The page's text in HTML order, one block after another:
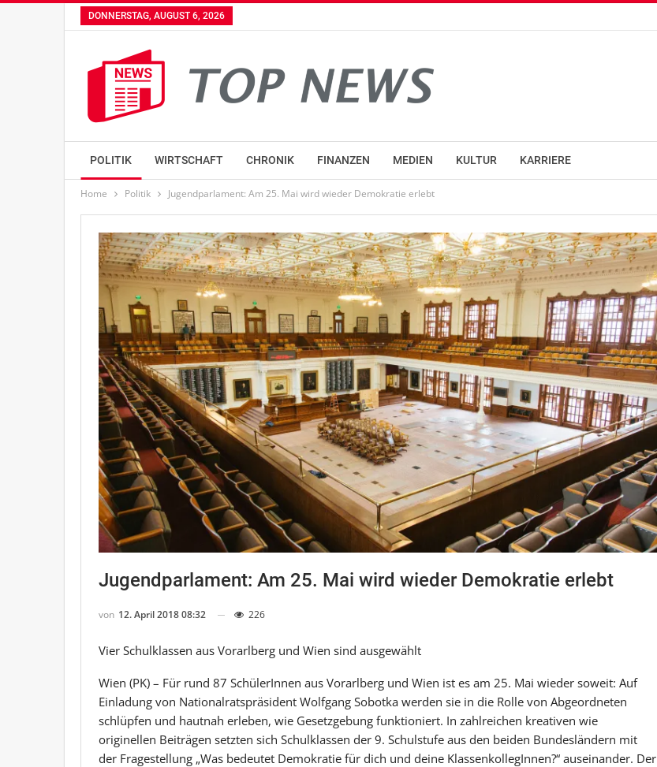
DONNERSTAG, AUGUST 6, 2026
POLITIK WIRTSCHAFT CHRONIK FINANZEN MEDIEN KULTUR KARRIERE
Home Politik Jugendparlament: Am 25. Mai wird wieder Demokratie erlebt
Jugendparlament: Am 25. Mai wird wieder Demokratie erlebt
von 12. April 2018 08:32 226
Vier Schulklassen aus Vorarlberg und Wien sind ausgewählt
Wien (PK) – Für rund 87 SchülerInnen aus Vorarlberg und Wien ist es am 25. Mai wieder soweit: Auf
Einladung von Nationalratspräsident Wolfgang Sobotka werden sie in die Rolle von Abgeordneten
schlüpfen und hautnah erleben, wie Gesetzgebung funktioniert. In zahlreichen kreativen wie
originellen Beiträgen setzten sich Schulklassen der 9. Schulstufe aus den beiden Bundesländern mit
der Fragestellung „Was bedeutet Demokratie für dich und deine KlassenkollegInnen?“ auseinander. Der